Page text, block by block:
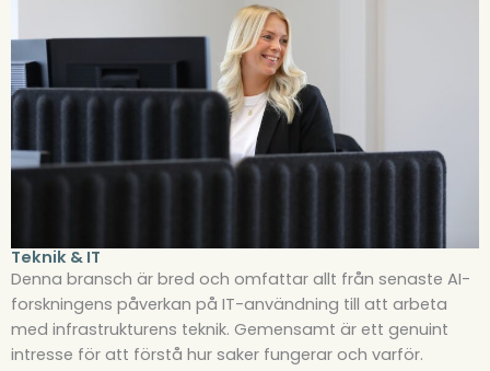
Teknik & IT
Denna bransch är bred och omfattar allt från senaste AI-
forskningens påverkan på IT-användning till att arbeta
med infrastrukturens teknik. Gemensamt är ett genuint
intresse för att förstå hur saker fungerar och varför.